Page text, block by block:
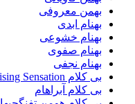
بهمن معروفی
بهنام ابدی
بهنام خشوعی
بهنام صفوی
بهنام نجفی
بی کلام Rising Sensation
بی کلام آبراهام